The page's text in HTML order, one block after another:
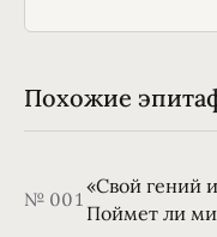
Похожие
№ 001
«Свой гений
Поймет ли